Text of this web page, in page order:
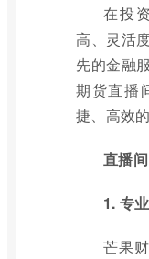
在投
高、灵活
先的金融
期货直播
捷、高效
直播
1. 专
芒果